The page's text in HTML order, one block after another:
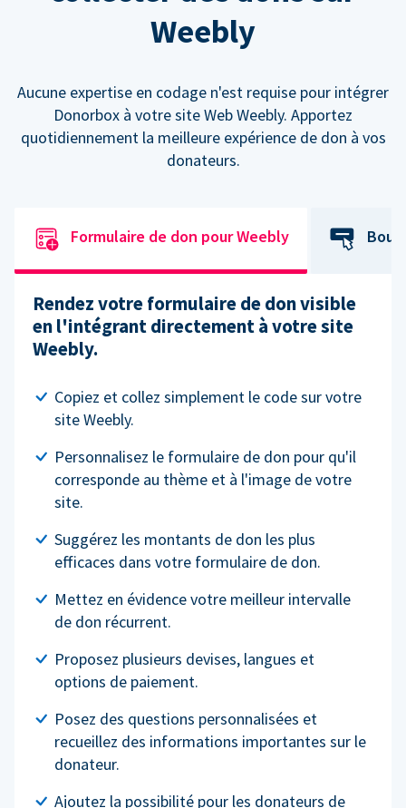
Weebly
Aucune expertise en codage n'est requise pour intégrer
Donorbox à votre site Web Weebly. Apportez
quotidiennement la meilleure expérience de don à vos
donateurs.
Formulaire de don pour Weebly
Rendez votre formulaire de don visible
en l'intégrant directement à votre site
Weebly.
Copiez et collez simplement le code sur votre
site Weebly.
Personnalisez le formulaire de don pour qu'il
corresponde au thème et à l'image de votre
site.
Suggérez les montants de don les plus
efficaces dans votre formulaire de don.
Mettez en évidence votre meilleur intervalle
de don récurrent.
Proposez plusieurs devises, langues et
options de paiement.
Posez des questions personnalisées et
recueillez des informations importantes sur le
donateur.
Ajoutez la possibilité pour les donateurs de